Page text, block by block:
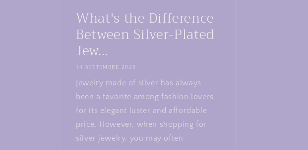
What's the Difference
Between Silver-Plated
Jew...
14 SETTEMBRE 2025
Jewelry made of silver has always
been a favorite among fashion lovers
for its elegant luster and affordable
price. However, when shopping for
silver jewelry, you may often